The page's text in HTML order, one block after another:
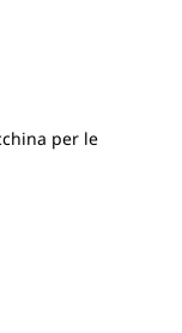
per le